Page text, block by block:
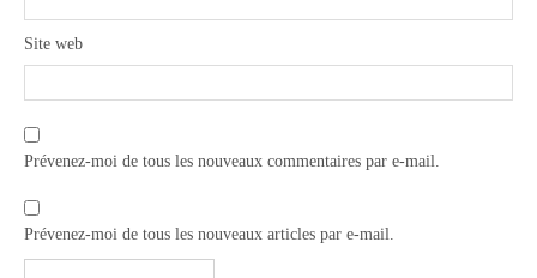
Site web
Prévenez-moi de tous les nouveaux commentaires par e-mail.
Prévenez-moi de tous les nouveaux articles par e-mail.